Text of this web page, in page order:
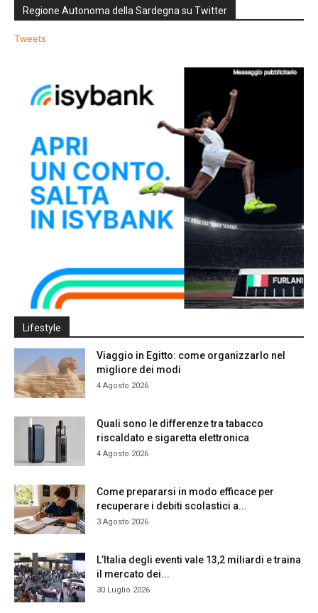
Regione Autonoma della Sardegna su Twitter
Tweets
Lifestyle
Viaggio in Egitto: come organizzarlo nel
migliore dei modi
4 Agosto 2026
Quali sono le differenze tra tabacco
riscaldato e sigaretta elettronica
4 Agosto 2026
Come prepararsi in modo efficace per
recuperare i debiti scolastici a...
3 Agosto 2026
L’Italia degli eventi vale 13,2 miliardi e traina
il mercato dei...
30 Luglio 2026